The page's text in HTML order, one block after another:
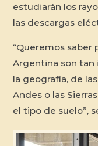
estudiarán los
las descargas
“Queremos saber
Argentina son tan
la geografía, de
Andes o las
el tipo de suelo”,